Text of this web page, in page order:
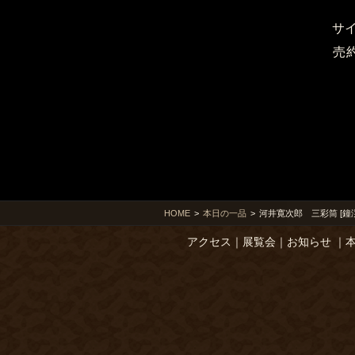
サ
売
HOME > 本日の一品 > 河井寛次郎 三彩筒 [鐘
アクセス ｜ 展覧会｜ お知らせ｜